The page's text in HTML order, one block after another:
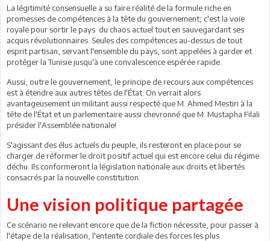
La légitimité consensuelle a su faire réalité de la formule riche en
promesses de compétences à la tête du gouvernement; c'est la voie
royale pour sortir le pays du chaos actuel tout en sauvegardant ses
acquis révolutionnaires. Seules des compétences au-dessus de tout
esprit partisan, servant l'ensemble du pays, sont appelées à garder et
protéger la Tunisie jusqu'à une convalescence espérée rapide.
Aussi, outre le gouvernement, le principe de recours aux compétences
est à étendre aux autres têtes de l'État. On verrait alors
avantageusement un militant aussi respecté que M. Ahmed Mestiri à la
tête de l'État et un parlementaire aussi chevronné que M. Mustapha Filali
présider l'Assemblée nationale!
S'agissant des élus actuels du peuple, ils resteront en place pour se
charger de réformer le droit positif actuel qui est encore celui du régime
déchu. Ils conformeront la législation nationale aux droits et libertés
consacrés par la nouvelle constitution.
Une vision politique partagée
Ce scénario ne relevant encore que de la fiction nécessite, pour passer à
l'étape de la réalisation, l'entente cordiale des forces les plus